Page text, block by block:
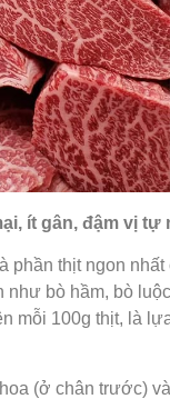
ít gân, đậm vị tự
phần thịt ngon
bò hầm, bò
mỗi 100g thịt, là
(ở chân trước)